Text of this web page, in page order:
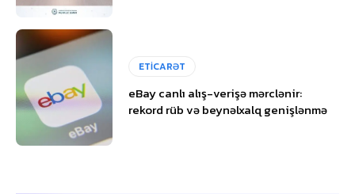
ETİCARƏT
eBay canlı alış-verişə mərclənir:
rekord rüb və beynəlxalq genişlənmə